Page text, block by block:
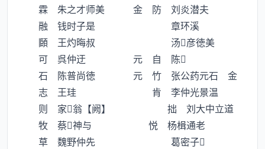
霖 朱之才师美 金 防 刘炎潜夫
融 钱时子是 章环溪
頥 王灼晦叔 汤彦徳美
可 呉仲迂 元 自 陈
石 陈普尚徳 元 竹 张公药元石 金
志 王珪 肯 李仲光景温
则 家翁【阙】 拙 刘大中立道
牧 蔡神与 悦 杨楫通老
草 魏野仲先 葛密子